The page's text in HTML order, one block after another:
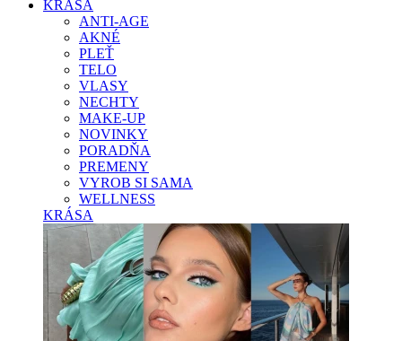
KRÁSA
ANTI-AGE
AKNÉ
PLEŤ
TELO
VLASY
NECHTY
MAKE-UP
NOVINKY
PORADŇA
PREMENY
VYROB SI SAMA
WELLNESS
KRÁSA